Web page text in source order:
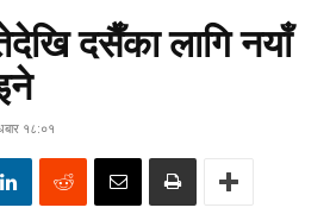
दसैँका लागि नयाँ
१८:०१